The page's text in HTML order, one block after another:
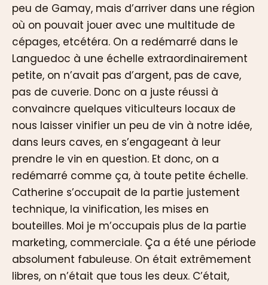
peu de Gamay, mais d’arriver dans une région
où on pouvait jouer avec une multitude de
cépages, etcétéra. On a redémarré dans le
Languedoc à une échelle extraordinairement
petite, on n’avait pas d’argent, pas de cave,
pas de cuverie. Donc on a juste réussi à
convaincre quelques viticulteurs locaux de
nous laisser vinifier un peu de vin à notre idée,
dans leurs caves, en s’engageant à leur
prendre le vin en question. Et donc, on a
redémarré comme ça, à toute petite échelle.
Catherine s’occupait de la partie justement
technique, la vinification, les mises en
bouteilles. Moi je m’occupais plus de la partie
marketing, commerciale. Ça a été une période
absolument fabuleuse. On était extrêmement
libres, on n’était que tous les deux. C’était,